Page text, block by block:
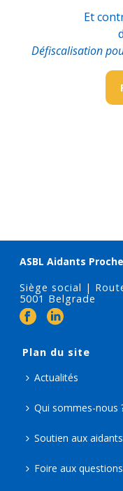
Et
Défiscalisation
ASBL Aidants
Siège social |
5001 Belgrade
Plan du site
Actualités
Qui sommes-nous
Soutien aux aidants
Foire aux questions